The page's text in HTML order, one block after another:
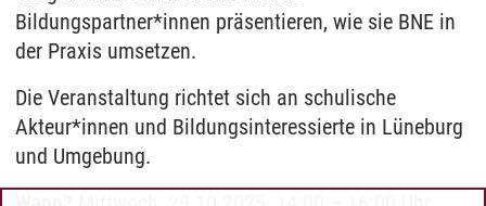
Bildungspartner*innen präsentieren, wie sie BNE in
der Praxis umsetzen.
Die Veranstaltung richtet sich an schulische
Akteur*innen und Bildungsinteressierte in Lüneburg
und Umgebung.